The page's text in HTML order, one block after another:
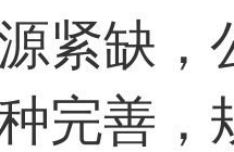
紧缺，
完善，